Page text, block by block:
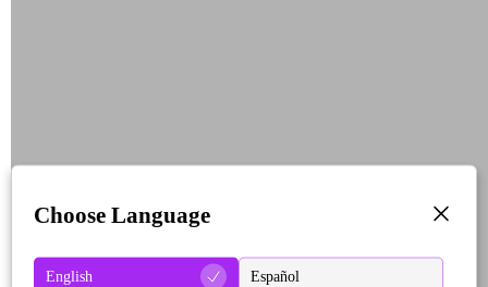
Choose Language
English Español